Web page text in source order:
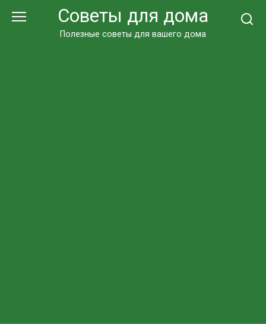
Советы для дома
Полезные советы для вашего дома